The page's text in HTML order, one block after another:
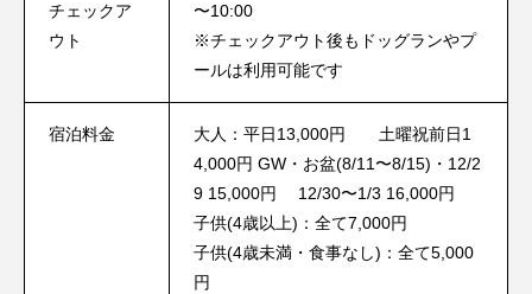
チェックア
ウト
〜10:00
※チェックアウト後もドッグランやプ
ールは利用可能です
宿泊料金
大人：平日13,000円 土曜祝前日1
4,000円 GW・お盆(8/11〜8/15)・12/2
9 15,000円 12/30〜1/3 16,000円
子供(4歳以上)：全て7,000円
子供(4歳未満・食事なし)：全て5,000
円